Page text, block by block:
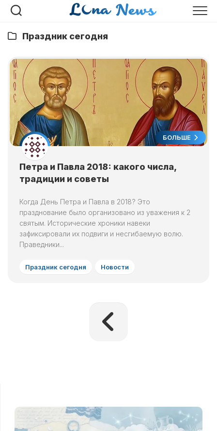
Перейти
Праздник сегодня
БОЛЬШЕ
Петра и Павла 2018: какого числа,
традиции и советы
Когда День Петра и Павла в 2018? Это
празднование было организовано из уважения к 2
святым. Исторические хроники навеки
зафиксировали их подвиги и несгибаемую волю.
Праведники...
Праздник сегодня Новости